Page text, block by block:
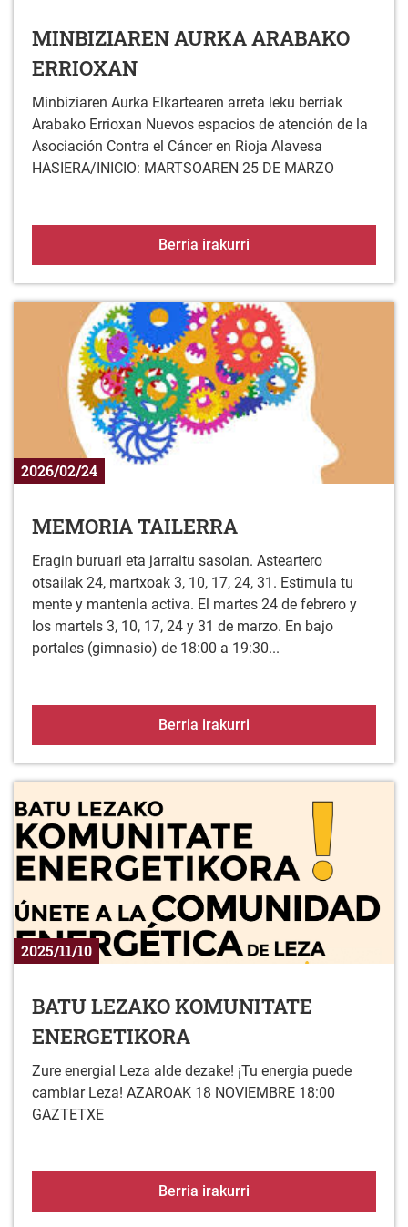
MINBIZIAREN AURKA ARABAKO
ERRIOXAN
Minbiziaren Aurka Elkartearen arreta leku berriak
Arabako Errioxan Nuevos espacios de atención de la
Asociación Contra el Cáncer en Rioja Alavesa
HASIERA/INICIO: MARTSOAREN 25 DE MARZO
Berria irakurri
2026/02/24
MEMORIA TAILERRA
Eragin buruari eta jarraitu sasoian. Asteartero
otsailak 24, martxoak 3, 10, 17, 24, 31. Estimula tu
mente y mantenla activa. El martes 24 de febrero y
los martels 3, 10, 17, 24 y 31 de marzo. En bajo
portales (gimnasio) de 18:00 a 19:30...
Berria irakurri
2025/11/10
BATU LEZAKO KOMUNITATE
ENERGETIKORA
Zure energial Leza alde dezake! ¡Tu energia puede
cambiar Leza! AZAROAK 18 NOVIEMBRE 18:00
GAZTETXE
Berria irakurri